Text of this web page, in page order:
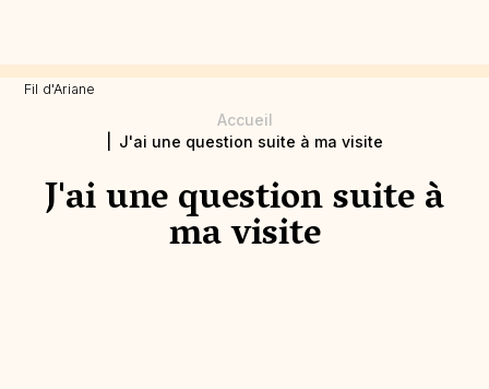
Fil d'Ariane
Accueil
J'ai une question suite à ma visite
J'ai une question suite à
ma visite